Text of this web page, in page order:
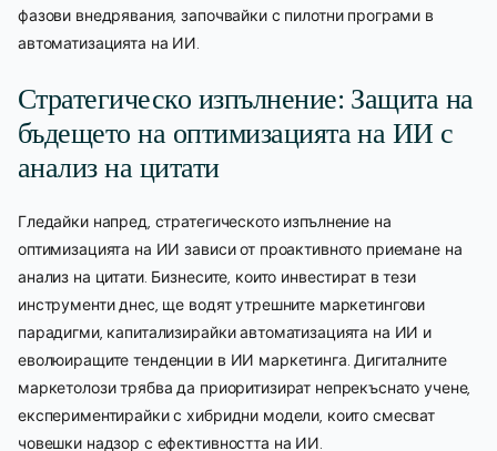
фазови внедрявания, започвайки с пилотни програми в
автоматизацията на ИИ.
Стратегическо изпълнение: Защита на
бъдещето на оптимизацията на ИИ с
анализ на цитати
Гледайки напред, стратегическото изпълнение на
оптимизацията на ИИ зависи от проактивното приемане на
анализ на цитати. Бизнесите, които инвестират в тези
инструменти днес, ще водят утрешните маркетингови
парадигми, капитализирайки автоматизацията на ИИ и
еволюиращите тенденции в ИИ маркетинга. Дигиталните
маркетолози трябва да приоритизират непрекъснато учене,
експериментирайки с хибридни модели, които смесват
човешки надзор с ефективността на ИИ.